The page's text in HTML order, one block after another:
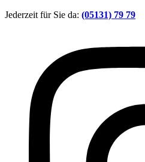
Zum
Jederzeit für Sie da: (05131) 79 79